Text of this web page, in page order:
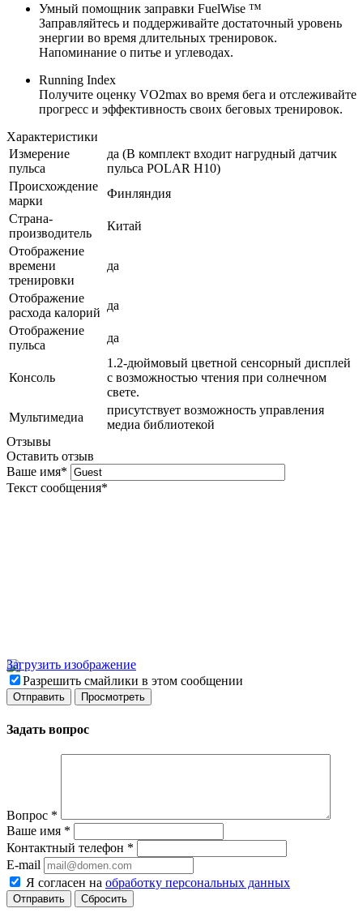
Умный помощник заправки FuelWise ™
Заправляйтесь и поддерживайте достаточный уровень
энергии во время длительных тренировок.
Напоминание о питье и углеводах.
Running Index
Получите оценку VO2max во время бега и отслеживайте
прогресс и эффективность своих беговых тренировок.
Характеристики
Измерение
пульса
да (В комплект входит нагрудный датчик
пульса POLAR H10)
Происхождение
марки
Финляндия
Страна-
производитель
Китай
Отображение
времени
тренировки
да
Отображение
расхода калорий
да
Отображение
пульса
да
Консоль
1.2-дюймовый цветной сенсорный дисплей
с возможностью чтения при солнечном
свете.
Мультимедиа
присутствует возможность управления
медиа библиотекой
Отзывы
Оставить отзыв
Ваше имя*
Текст сообщения*
Загрузить изображение
Разрешить смайлики в этом сообщении
Задать вопрос
Вопрос *
Ваше имя *
Контактный телефон *
E-mail
Я согласен на обработку персональных данных
Сбросить